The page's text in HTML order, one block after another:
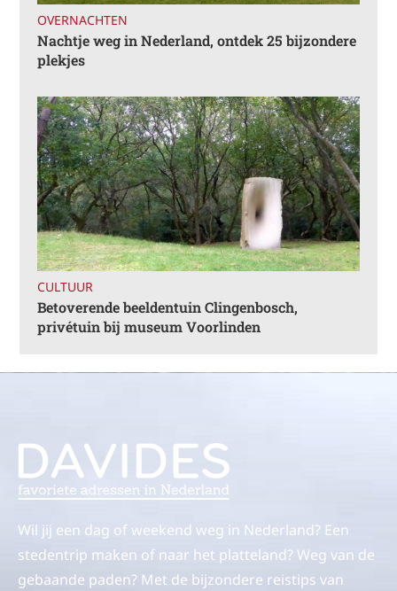
OVERNACHTEN
Nachtje weg in Nederland, ontdek 25 bijzondere
plekjes
CULTUUR
Betoverende beeldentuin Clingenbosch,
privétuin bij museum Voorlinden
Wil jij een dag of weekend weg in Nederland? Een
stedentrip maken of naar het platteland? Weg van de
gebaande paden? Met de bijzondere reistips van